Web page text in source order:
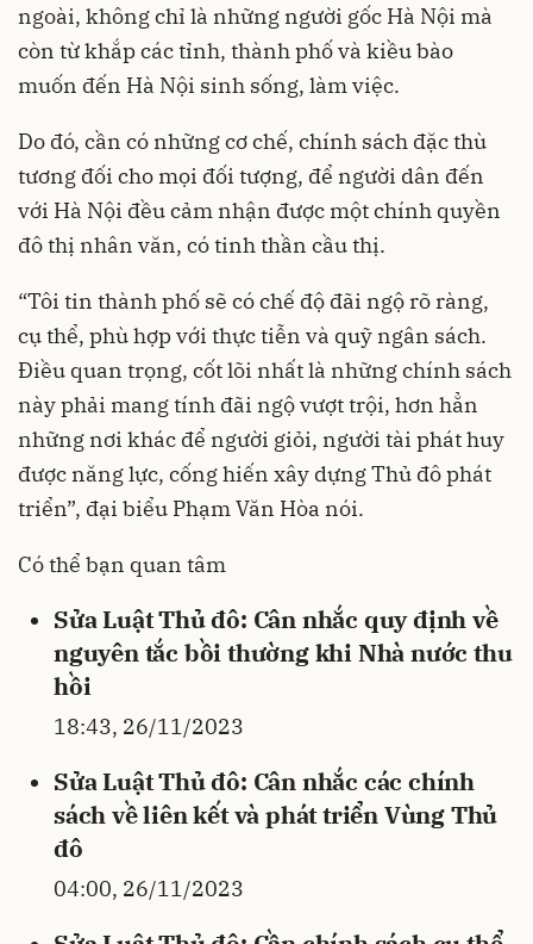
ngoài, không chỉ là những người gốc Hà Nội mà
còn từ khắp các tỉnh, thành phố và kiều bào
muốn đến Hà Nội sinh sống, làm việc.
Do đó, cần có những cơ chế, chính sách đặc thù
tương đối cho mọi đối tượng, để người dân đến
với Hà Nội đều cảm nhận được một chính quyền
đô thị nhân văn, có tinh thần cầu thị.
“Tôi tin thành phố sẽ có chế độ đãi ngộ rõ ràng,
cụ thể, phù hợp với thực tiễn và quỹ ngân sách.
Điều quan trọng, cốt lõi nhất là những chính sách
này phải mang tính đãi ngộ vượt trội, hơn hẳn
những nơi khác để người giỏi, người tài phát huy
được năng lực, cống hiến xây dựng Thủ đô phát
triển”, đại biểu Phạm Văn Hòa nói.
Có thể bạn quan tâm
Sửa Luật Thủ đô: Cân nhắc quy định về
nguyên tắc bồi thường khi Nhà nước thu
hồi
18:43, 26/11/2023
Sửa Luật Thủ đô: Cân nhắc các chính
sách về liên kết và phát triển Vùng Thủ
đô
04:00, 26/11/2023